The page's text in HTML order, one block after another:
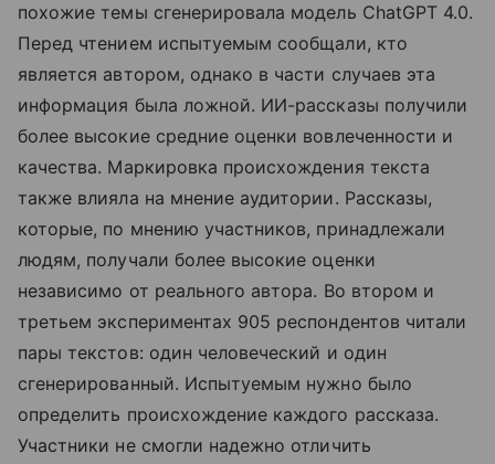
похожие темы сгенерировала модель ChatGPT 4.0.
Перед чтением испытуемым сообщали, кто
является автором, однако в части случаев эта
информация была ложной. ИИ-рассказы получили
более высокие средние оценки вовлеченности и
качества. Маркировка происхождения текста
также влияла на мнение аудитории. Рассказы,
которые, по мнению участников, принадлежали
людям, получали более высокие оценки
независимо от реального автора. Во втором и
третьем экспериментах 905 респондентов читали
пары текстов: один человеческий и один
сгенерированный. Испытуемым нужно было
определить происхождение каждого рассказа.
Участники не смогли надежно отличить